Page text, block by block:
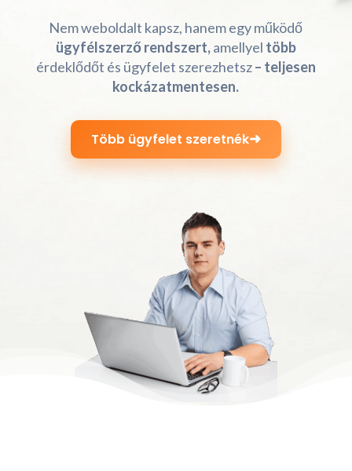
Nem weboldalt kapsz, hanem egy működő
ügyfélszerző rendszert,amellyel több
érdeklődőt és ügyfelet szerezhetsz– teljesen
kockázatmentesen.
Több ügyfelet szeretnék➜